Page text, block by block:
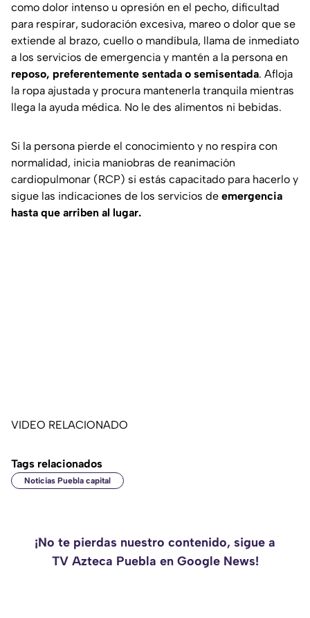
como dolor intenso u opresión en el pecho, dificultad
para respirar, sudoración excesiva, mareo o dolor que se
extiende al brazo, cuello o mandíbula, llama de inmediato
a los servicios de emergencia y mantén a la persona en
reposo, preferentemente sentada o semisentada. Afloja
la ropa ajustada y procura mantenerla tranquila mientras
llega la ayuda médica. No le des alimentos ni bebidas.
Si la persona pierde el conocimiento y no respira con
normalidad, inicia maniobras de reanimación
cardiopulmonar (RCP) si estás capacitado para hacerlo y
sigue las indicaciones de los servicios de emergencia
hasta que arriben al lugar.
VIDEO RELACIONADO
Tags relacionados
Noticias Puebla capital
¡No te pierdas nuestro contenido, sigue a
TV Azteca Puebla en Google News!